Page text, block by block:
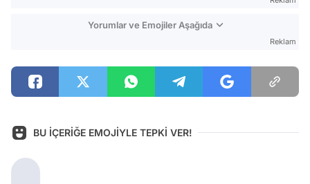
Yorumlar ve Emojiler Aşağıda
Reklam
BU İÇERİĞE EMOJİYLE TEPKİ VER!